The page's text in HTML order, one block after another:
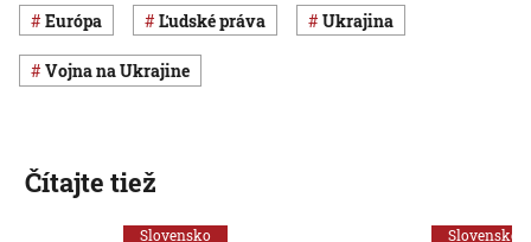
Európa ľudské práva Ukrajina
vojna na Ukrajine
Čítajte tiež
Slovensko Slovensko